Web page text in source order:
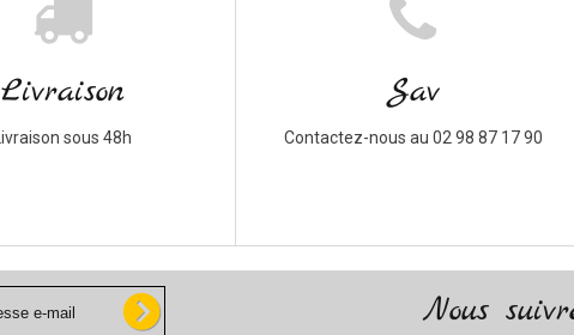
Livraison
Livraison sous 48h
Sav
Contactez-nous au 02 98 87 17 90
Nous